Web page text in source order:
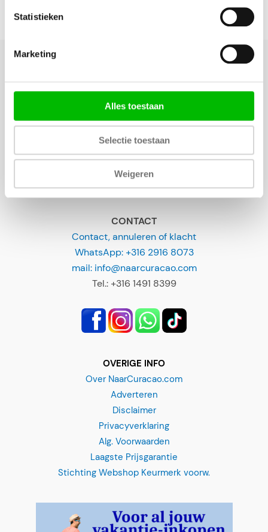
Statistieken
Marketing
Alles toestaan
Selectie toestaan
Weigeren
UITSTEKEND
CONTACT
Contact, annuleren of klacht
WhatsApp: +316 2916 8073
mail: info@naarcuracao.com
Tel.: +316 1491 8399
OVERIGE INFO
Over NaarCuracao.com
Adverteren
Disclaimer
Privacyverklaring
Alg. Voorwaarden
Laagste Prijsgarantie
Stichting Webshop Keurmerk voorw.